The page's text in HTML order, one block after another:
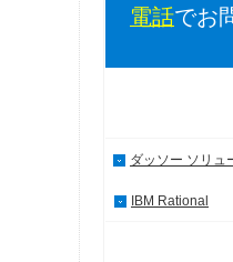
電話でお
ダッソー ソリュ
IBM Rational